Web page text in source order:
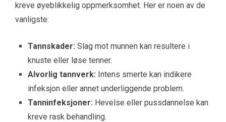
kreve øyeblikkelig oppmerksomhet. Her er noen av de
vanligste:
Tannskader: Slag mot munnen kan resultere i
knuste eller løse tenner.
Alvorlig tannverk: Intens smerte kan indikere
infeksjon eller annet underliggende problem.
Tanninfeksjoner: Hevelse eller pussdannelse kan
kreve rask behandling.